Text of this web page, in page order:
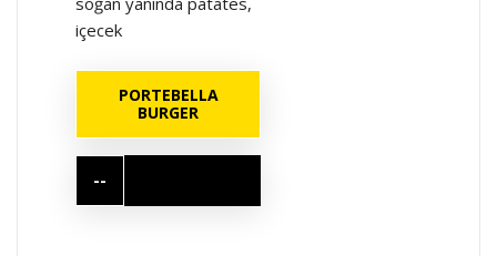
içecek
PORTEBELLA
BURGER
--